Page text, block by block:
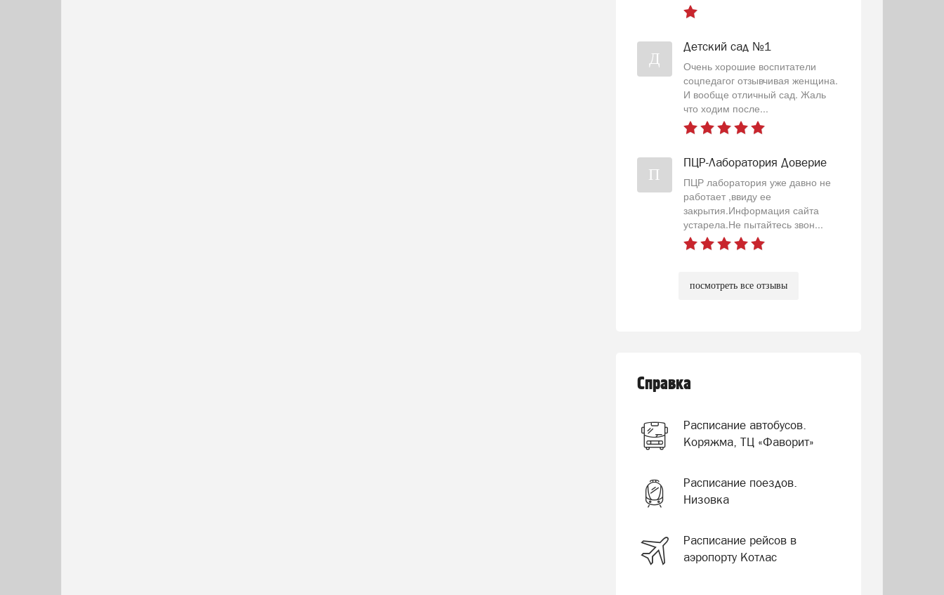
Д
Детский сад №1
Очень хорошие воспитатели
соцпедагог отзывчивая женщина.
И вообще отличный сад. Жаль
что ходим после...
П
ПЦР-Лаборатория Доверие
ПЦР лаборатория уже давно не
работает ,ввиду ее
закрытия.Информация сайта
устарела.Не пытайтесь звон...
посмотреть все отзывы
Справка
Расписание автобусов.
Коряжма, ТЦ «Фаворит»
Расписание поездов.
Низовка
Расписание рейсов в
аэропорту Котлас